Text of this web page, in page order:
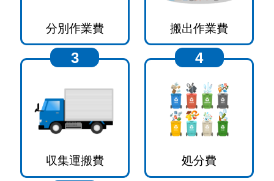
分別作業費 搬出作業費
3
収集運搬費
4
処分費